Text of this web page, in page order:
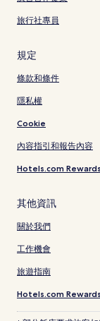
旅行社專員
規定
條款和條件
隱私權
Cookie
內容指引和報告內容
Hotels.com
其他資訊
關於我們
工作機會
旅遊指南
Hotels.com Rewards